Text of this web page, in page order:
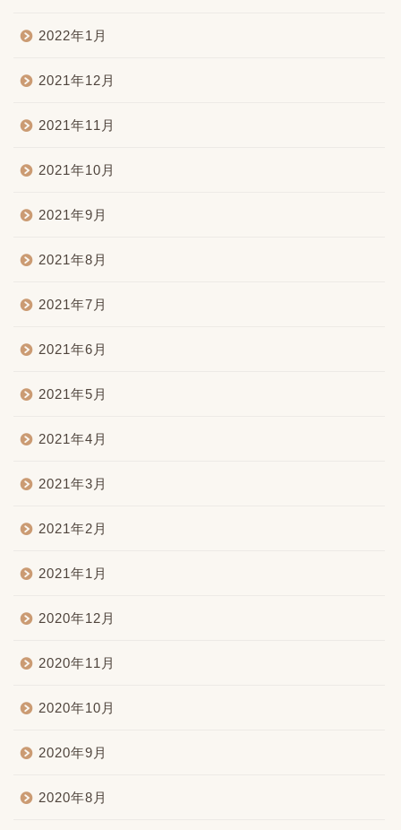
2022年1月
2021年12月
2021年11月
2021年10月
2021年9月
2021年8月
2021年7月
2021年6月
2021年5月
2021年4月
2021年3月
2021年2月
2021年1月
2020年12月
2020年11月
2020年10月
2020年9月
2020年8月